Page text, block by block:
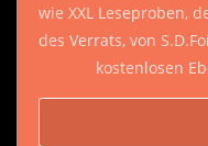
wie XXL Leseproben,
des Verrats, von
kostenlosen